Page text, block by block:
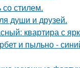
со стилем.
души и друзей.
квартира с
и пыльно -